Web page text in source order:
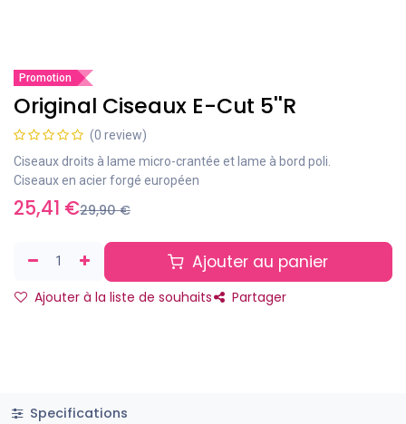
Promotion
Original Ciseaux E-Cut 5''R
(0 review)
Ciseaux droits à lame micro-crantée et lame à bord poli.
Ciseaux en acier forgé européen
25,41 €29,90€
Ajouter au panier
Ajouter à la liste de souhaits Partager
Specifications